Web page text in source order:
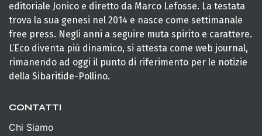
editoriale Jonico e diretto da Marco Lefosse. La testata
trova la sua genesi nel 2014 e nasce come settimanale
free press. Negli anni a seguire muta spirito e carattere.
L’Eco diventa più dinamico, si attesta come web journal,
rimanendo ad oggi il punto di riferimento per le notizie
della Sibaritide-Pollino.
CONTATTI
Chi Siamo